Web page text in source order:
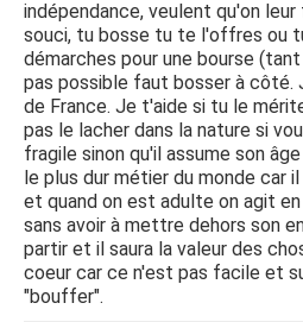
indépendance, veulent qu'on
souci, tu bosse tu te l'offres ou
démarches pour une bourse
pas possible faut bosser à côté.
de France. Je t'aide si tu le
pas le lacher dans la nature si
fragile sinon qu'il assume son
le plus dur métier du monde car
et quand on est adulte on agit
sans avoir à mettre dehors son
partir et il saura la valeur des
coeur car ce n'est pas facile et
"bouffer".